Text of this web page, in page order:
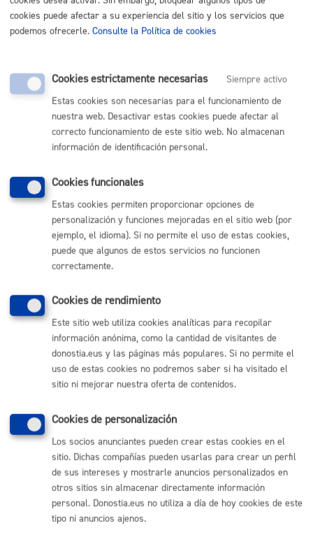
TELÉFONO
MÁQUINA
electrónico
ONLINE
PRESENCIAL
TELÉFONO
Cementerios: reserva de espacio para la celebración de
Funerales Civiles
* Online con certificado electrónico
ONLINE
MÁQUINA
Cementerios: Trabajos de marmolería y limpieza de
sepulturas
ONLINE
TELÉFONO
Cementerios: transmisión de titularidad de sepultura
*
Online con certificado electrónico
ONLINE
cookies puede afectar a su experiencia del sitio y los servicios que
podemos ofrecerle. Consulte la Política de cookies
Cookies estrictamente necesarias
Siempre activo
Estas cookies son necesarias para el funcionamiento de
nuestra web. Desactivar estas cookies puede afectar al
correcto funcionamiento de este sitio web. No almacenan
información de identificación personal.
Cookies funcionales
Estas cookies permiten proporcionar opciones de
personalización y funciones mejoradas en el sitio web (por
ejemplo, el idioma). Si no permite el uso de estas cookies,
puede que algunos de estos servicios no funcionen
correctamente.
Cookies de rendimiento
Este sitio web utiliza cookies analíticas para recopilar
información anónima, como la cantidad de visitantes de
donostia.eus y las páginas más populares. Si no permite el
uso de estas cookies no podremos saber si ha visitado el
sitio ni mejorar nuestra oferta de contenidos.
Cookies de personalización
Los socios anunciantes pueden crear estas cookies en el
sitio. Dichas compañías pueden usarlas para crear un perfil
de sus intereses y mostrarle anuncios personalizados en
otros sitios sin almacenar directamente información
personal. Donostia.eus no utiliza a día de hoy cookies de este
tipo ni anuncios ajenos.